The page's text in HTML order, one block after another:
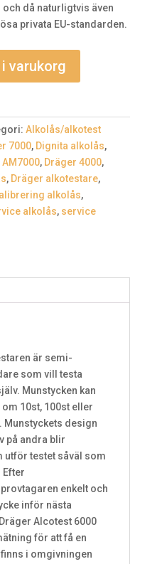
då naturligtvis även
privata EU-standarden.
varukorg
Alkolås/alkotest
7000, Dignita alkolås,
AM7000, Dräger 4000,
, Dräger alkotestare,
alkolås,
alkolås, service
är semi-
som vill testa
Munstycken kan
10st, 100st eller
Munstyckets design
på andra blir
utför testet såväl som
enkelt och
inför nästa
Alcotest 6000
för att få en
i omgivningen